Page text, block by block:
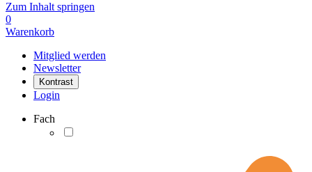
Zum Inhalt springen
0
Warenkorb
Mitglied werden
Newsletter
Kontrast
Login
Fach